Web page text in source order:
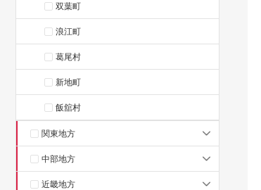
双葉町
浪江町
葛尾村
新地町
飯舘村
関東地方
中部地方
近畿地方